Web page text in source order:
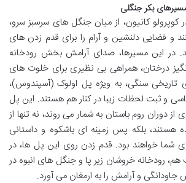
بکر جنگلی
کانیون، از میان جنگل های سرسبز سرو،
و فضایی دلنشین و آرام را برای قدم زدن های
در این مسیرها، صدای آرامش بخش رودخانه
درختان، همراهی بی نظیری برای خلوت های
سنگی، به ویژه پل اولوک (آسپندوس)،
و ثبت لحظات زیبا در کنار هم هستند. این پل
از دوران روم باستان به شمار می روند، نه تنها از
هستند، بلکه پس زمینه ای باشکوه و داستانی
شما خواهند بود. قدم زدن روی این پل ها، در
رودخانه خروشان زیر پا و جنگل های انبوه در
و آرامش را به ارمغان می آورد.